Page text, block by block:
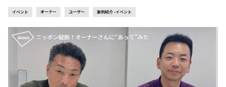
イベント オーナー ユーザー 事例紹介 -イベント